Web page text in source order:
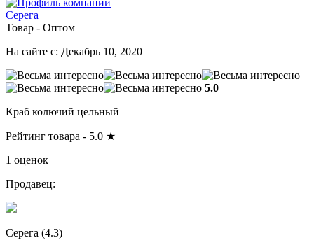
Серега
Товар - Оптом
На сайте с: Декабрь 10, 2020
5.0
Краб колючий цельный
Рейтинг товара - 5.0 ★
1 оценок
Продавец:
Серега (4.3)